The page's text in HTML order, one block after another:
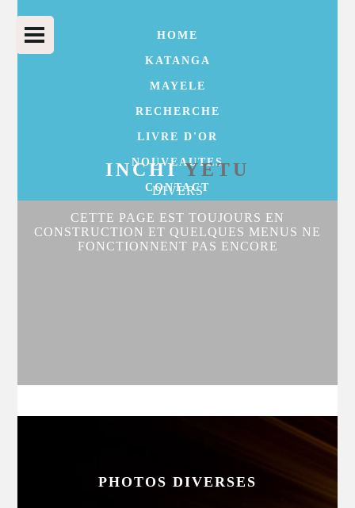
HOME
KATANGA
MAYELE
RECHERCHE
LIVRE D'OR
NOUVEAUTES
CONTACT
INCHIYETU
DIVERS
CETTE PAGE EST TOUJOURS EN
CONSTRUCTION ET QUELQUES MENUS NE
FONCTIONNENT PAS ENCORE
PHOTOS DIVERSES